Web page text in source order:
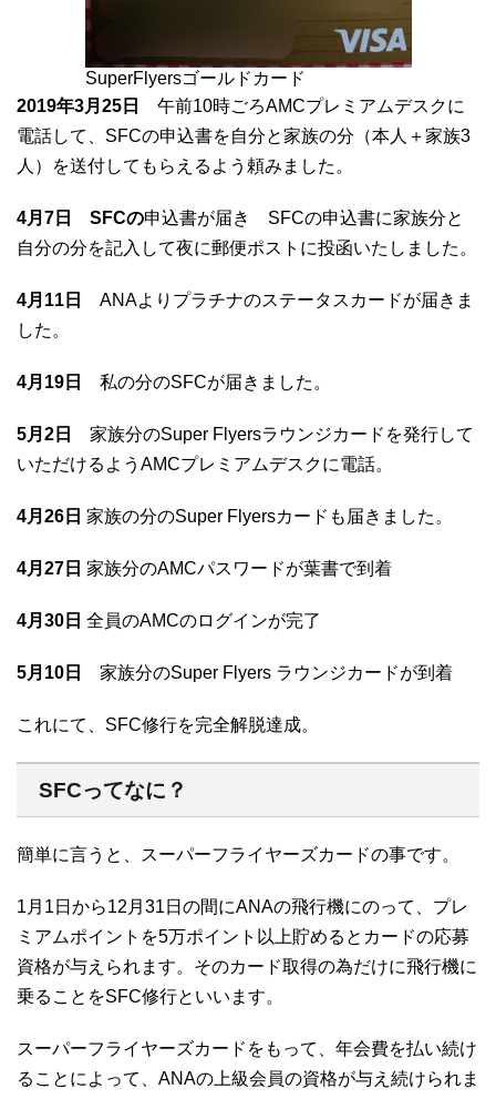
SuperFlyersゴールドカード
2019年3月25日
午前10時ごろAMCプレミアムデスクに
電話して、SFCの申込書を自分と家族の分（本人＋家族3
人）を送付してもらえるよう頼みました。
4月7日 SFCの申込書が届き SFCの申込書に家族分と
自分の分を記入して夜に郵便ポストに投函いたしました。
4月11日
ANAよりプラチナのステータスカードが届きま
した。
4月19日 私の分のSFCが届きました。
5月2日
家族分のSuper Flyersラウンジカードを発行して
いただけるようAMCプレミアムデスクに電話。
4月26日 家族の分のSuper Flyersカードも届きました。
4月27日 家族分のAMCパスワードが葉書で到着
4月30日 全員のAMCのログインが完了
5月10日 家族分のSuper Flyers ラウンジカードが到着
これにて、SFC修行を完全解脱達成。
SFCってなに？
簡単に言うと、スーパーフライヤーズカードの事です。
1月1日から12月31日の間にANAの飛行機にのって、プレ
ミアムポイントを5万ポイント以上貯めるとカードの応募
資格が与えられます。そのカード取得の為だけに飛行機に
乗ることをSFC修行といいます。
スーパーフライヤーズカードをもって、年会費を払い続け
ることによって、ANAの上級会員の資格が与え続けられま